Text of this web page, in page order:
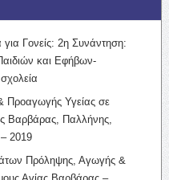
Γονείς: 2η Συνάντηση:
και Εφήβων-
Προαγωγής Υγείας σε
Βαρβάρας, Παλλήνης,
2019
Πρόληψης, Αγωγής &